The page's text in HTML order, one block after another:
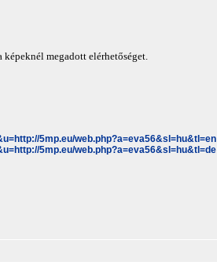
megadott elérhetőséget.
5mp.eu/web.php?a=eva56&sl=hu&tl=en
5mp.eu/web.php?a=eva56&sl=hu&tl=de